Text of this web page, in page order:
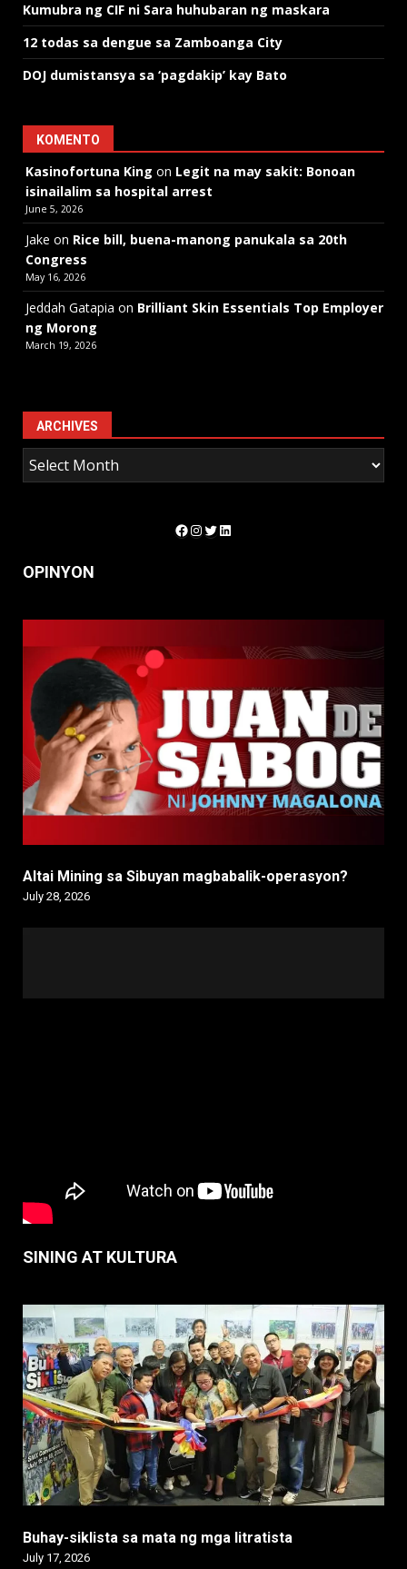
Kumubra ng CIF ni Sara huhubaran ng maskara
12 todas sa dengue sa Zamboanga City
DOJ dumistansya sa ‘pagdakip’ kay Bato
KOMENTO
Kasinofortuna King on Legit na may sakit: Bonoan
isinailalim sa hospital arrest
June 5, 2026
Jake on Rice bill, buena-manong panukala sa 20th
Congress
May 16, 2026
Jeddah Gatapia on Brilliant Skin Essentials Top Employer
ng Morong
March 19, 2026
ARCHIVES
Facebook
Instagram
Twitter
LinkedIn
OPINYON
Altai Mining sa Sibuyan magbabalik-operasyon?
July 28, 2026
SINING AT KULTURA
Buhay-siklista sa mata ng mga litratista
July 17, 2026